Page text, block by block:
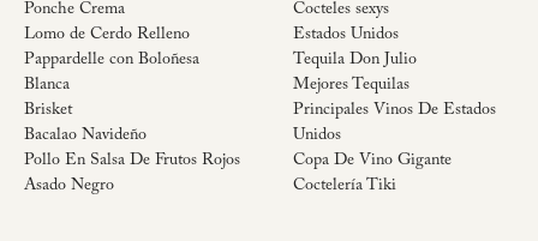
Ponche Crema
Lomo de Cerdo Relleno
Pappardelle con Boloñesa
Blanca
Brisket
Bacalao Navideño
Pollo En Salsa De Frutos Rojos
Asado Negro
Cocteles sexys
Estados Unidos
Tequila Don Julio
Mejores Tequilas
Principales Vinos De Estados
Unidos
Copa De Vino Gigante
Coctelería Tiki